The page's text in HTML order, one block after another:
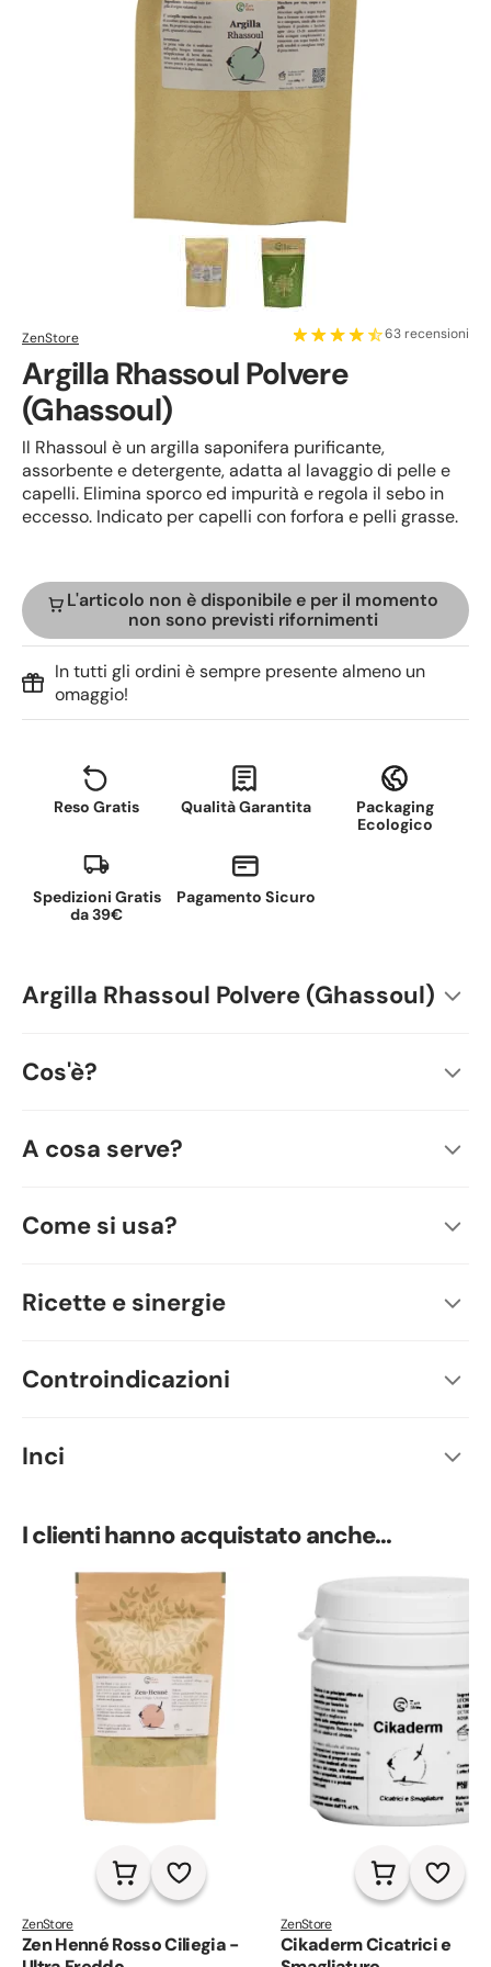
ZenStore 63 recensioni
Argilla Rhassoul Polvere
(Ghassoul)
Il Rhassoul è un argilla saponifera purificante,
assorbente e detergente, adatta al lavaggio di pelle e
capelli. Elimina sporco ed impurità e regola il sebo in
eccesso. Indicato per capelli con forfora e pelli grasse.
L'articolo non è disponibile e per il momento
non sono previsti rifornimenti
In tutti gli ordini è sempre presente almeno un
omaggio!
Reso Gratis Qualità Garantita
Packaging
Ecologico
Spedizioni Gratis
da 39€
Pagamento Sicuro
Argilla Rhassoul Polvere (Ghassoul)
Cos'è?
A cosa serve?
Come si usa?
Ricette e sinergie
Controindicazioni
Inci
I clienti hanno acquistato anche...
ZenStore
Zen Henné Rosso Ciliegia -
ZenStore
Cikaderm Cicatrici e